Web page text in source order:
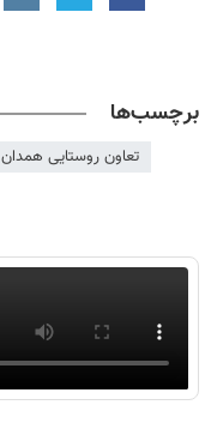
برچسب‌ها
تعاون روستایی همدان